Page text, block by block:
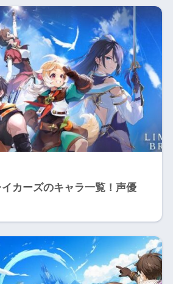
カーズのキャラ一覧！声優